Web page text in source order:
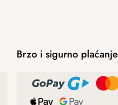
Brzo i sigurno plaćanje